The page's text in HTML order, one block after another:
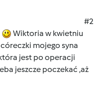
#2
Wiktoria w kwietniu
mojego syna
jest po operacji
jeszcze poczekać ,aż